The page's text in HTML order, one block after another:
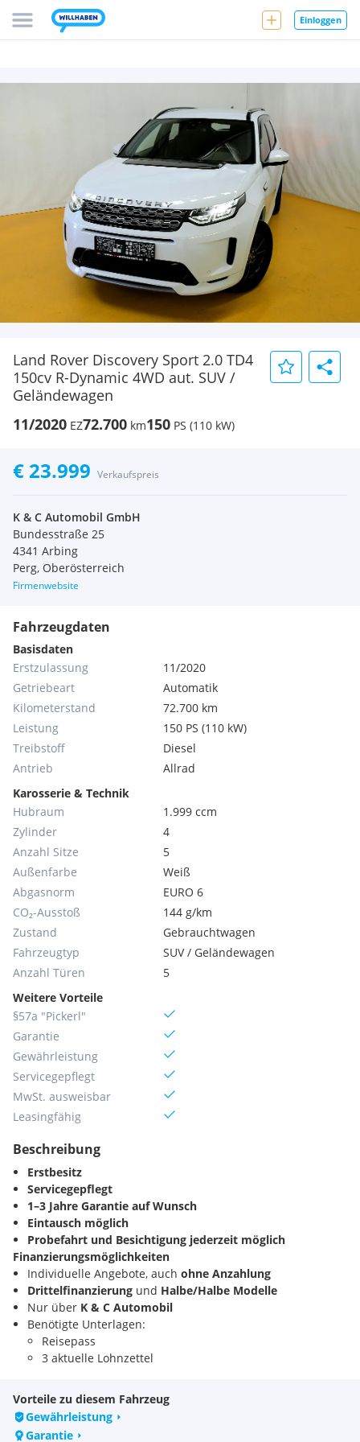
Einloggen
Land Rover Discovery Sport 2.0 TD4
150cv R-Dynamic 4WD aut. SUV /
Geländewagen
11/2020 EZ72.700 km150 PS (110 kW)
€ 23.999 Verkaufspreis
K & C Automobil GmbH
Bundesstraße 25
4341 Arbing
Perg, Oberösterreich
Firmenwebsite
Fahrzeugdaten
Basisdaten
Erstzulassung
11/2020
Getriebeart
Automatik
Kilometerstand
72.700 km
Leistung
150 PS (110 kW)
Treibstoff
Diesel
Antrieb
Allrad
Karosserie & Technik
Hubraum
1.999 ccm
Zylinder
4
Anzahl Sitze
5
Außenfarbe
Weiß
Abgasnorm
EURO 6
CO₂-Ausstoß
144 g/km
Zustand
Gebrauchtwagen
Fahrzeugtyp
SUV / Geländewagen
Anzahl Türen
5
Weitere Vorteile
§57a "Pickerl"
Garantie
Gewährleistung
Servicegepflegt
MwSt. ausweisbar
Leasingfähig
Beschreibung
Erstbesitz
Servicegepflegt
1–3 Jahre Garantie auf Wunsch
Eintausch möglich
Probefahrt und Besichtigung jederzeit möglich
Finanzierungsmöglichkeiten
Individuelle Angebote, auch ohne Anzahlung
Drittelfinanzierung und Halbe/Halbe Modelle
Nur über K & C Automobil
Benötigte Unterlagen:
Reisepass
3 aktuelle Lohnzettel
und Meldezettel
GKK Auszug mit Beitragsgrundlagen ohne
Datumseinschränkung
Vorteile zu diesem Fahrzeug
Gewährleistung
Garantie